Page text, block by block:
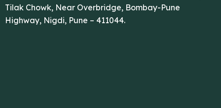
Tilak Chowk, Near Overbridge, Bombay-Pune
Highway, Nigdi, Pune – 411044.